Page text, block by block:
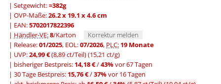
| Setgewicht:≈382g
| OVP-Maße:26.2 x 19.1 x 4.6 cm
| EAN:5702017822396
| Händler-VE:8/Karton
Korrektur melden
| Release:01/2025, EOL:07/2026, PLC: 19 Monate
| UVP:24,99 €(8,89 ct/Teil)(15,21 ct/g)
| bisheriger Bestpreis: 14,18 €/43%vor 67 Tagen
| 30 Tage Bestpreis: 15,76 €/37%vor 16 Tagen